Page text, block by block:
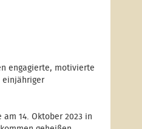
engagierte, motivierte
einjähriger
14. Oktober 2023 in